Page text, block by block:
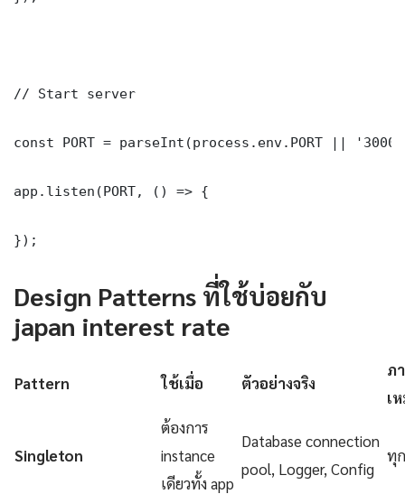
// Start server
const PORT = parseInt(process.env.PORT ||
app.listen(PORT, () => {
});
Design Patterns ที่ใช้บ่อยกับ
japan interest rate
Pattern ใช้เมื่อ ตัวอย่างจริง
ภ
เ
Singleton
ต้องการ
instance
เดียวทั้ง app
Database connection
pool, Logger, Config
ทุ